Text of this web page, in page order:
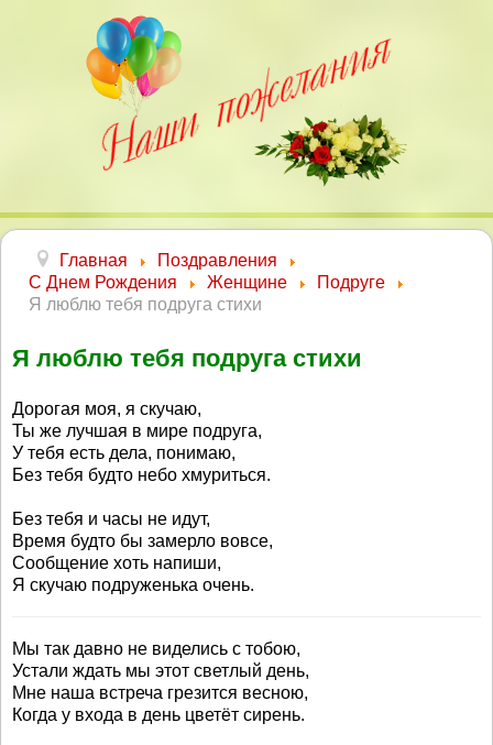
Главная
Поздравления
С Днем Рождения
Женщине
Подруге
Я люблю тебя подруга стихи
Я люблю тебя подруга стихи
Дорогая моя, я скучаю,
Ты же лучшая в мире подруга,
У тебя есть дела, понимаю,
Без тебя будто небо хмуриться.
Без тебя и часы не идут,
Время будто бы замерло вовсе,
Сообщение хоть напиши,
Я скучаю подруженька очень.
Мы так давно не виделись с тобою,
Устали ждать мы этот светлый день,
Мне наша встреча грезится весною,
Когда у входа в день цветёт сирень.